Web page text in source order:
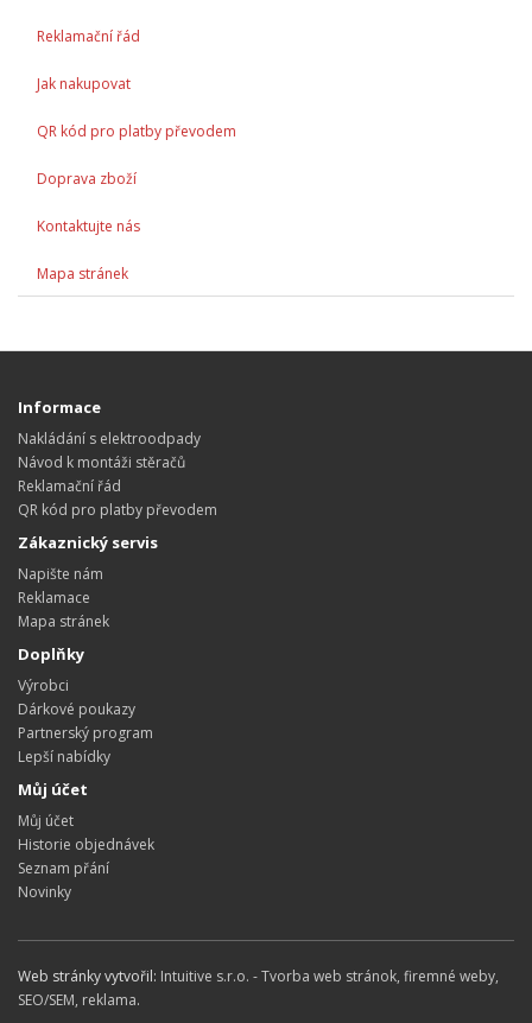
Reklamační řád
Jak nakupovat
QR kód pro platby převodem
Doprava zboží
Kontaktujte nás
Mapa stránek
Informace
Nakládání s elektroodpady
Návod k montáži stěračů
Reklamační řád
QR kód pro platby převodem
Zákaznický servis
Napište nám
Reklamace
Mapa stránek
Doplňky
Výrobci
Dárkové poukazy
Partnerský program
Lepší nabídky
Můj účet
Můj účet
Historie objednávek
Seznam přání
Novinky
Web stránky vytvořil: Intuitive s.r.o. - Tvorba web stránok, firemné weby,
SEO/SEM, reklama.